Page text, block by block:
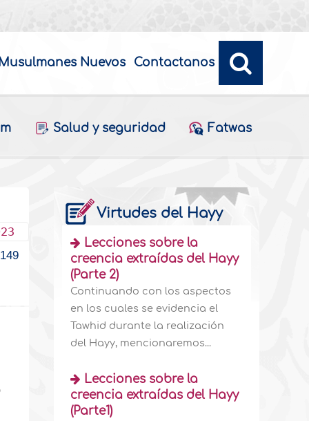
Nuevos Contactanos
Salud y seguridad Fatwas
149
Virtudes del Hayy
Lecciones sobre la
creencia extraídas del Hayy
(Parte 2)
Continuando con los aspectos
en los cuales se evidencia el
Tawhid durante la realización
del Hayy, mencionaremos...
Lecciones sobre la
creencia extraídas del Hayy
(Parte1)